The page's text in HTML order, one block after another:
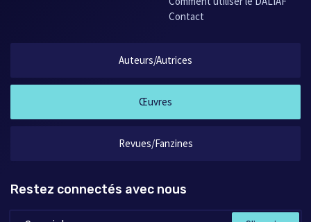
Contact
Auteurs/Autrices
Œuvres
Revues/Fanzines
Restez connectés avec nous